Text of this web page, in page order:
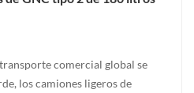
comercial global se
los camiones ligeros de